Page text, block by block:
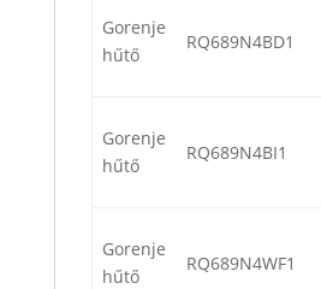
Gorenje
hűtő
RQ689N4BD1
Gorenje
hűtő
RQ689N4BI1
Gorenje
hűtő
RQ689N4WF1